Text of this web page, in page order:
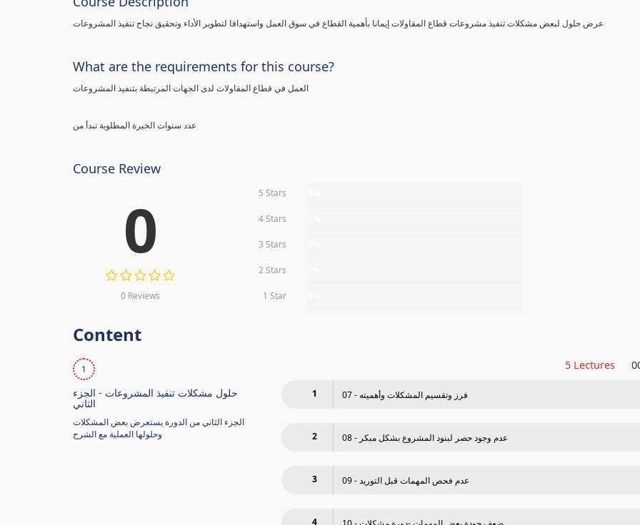
عرض حلول لبعض مشكلات تنفيذ مشروعات قطاع المقاولات إيمانا بأهمية القطاع في سوق العمل واستهدافا لتطوير الأداء وتحقيق نجاح تنفيذ المشروعات
What are the requirements for this course?
عدد سنوات الخبرة المطلوبة تبدأ من
Course Review
0
0 Reviews
5 Stars
4 Stars
3 Stars
2 Stars
1 Star
Content
1 5 Lectures
حلول مشكلات تنفيذ المشروعات - الجزء
الثاني
الجزء الثاني من الدورة يستعرض بعض المشكلات
وحلولها العملية مع الشرح
1 07 - فرز وتقسيم المشكلات وأهميته
2 08 - عدم وجود حصر لبنود المشروع بشكل مبكر
3 09 - عدم فحص المھمات قبل التوريد
4